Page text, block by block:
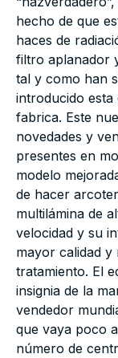
hecho de que
haces de
filtro aplanador
tal y como han
introducido
fabrica. Este
novedades y
presentes en
modelo
de hacer
multilámina de
velocidad y su
mayor calidad y
tratamiento. El
insignia de la
vendedor
que vaya poco
número de